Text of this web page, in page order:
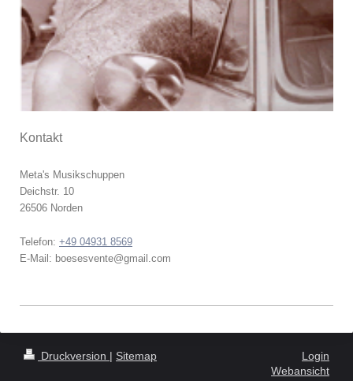
Kontakt
Meta's Musikschuppen
Deichstr. 10
26506 Norden
Telefon: +49 04931 8569
E-Mail: boesesvente@gmail.com
Druckversion | Sitemap
Login
Webansicht